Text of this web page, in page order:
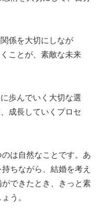
係を大切にしなが
ことが、素敵な未来
歩んでいく大切な選
成長していくプロセ
は自然なことです。あ
ちながら、結婚を考え
できたとき、きっと素
う。